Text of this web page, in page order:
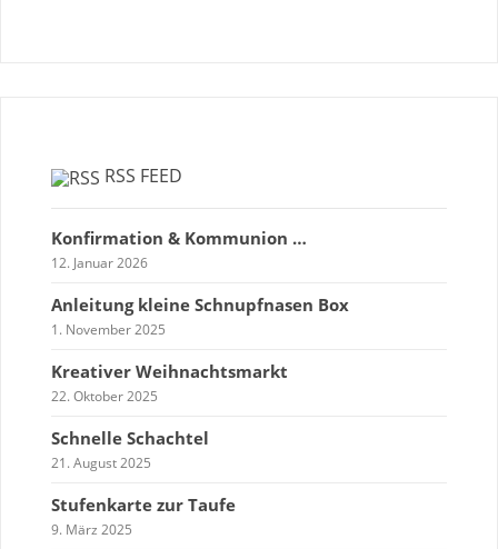
RSS FEED
Konfirmation & Kommunion …
12. Januar 2026
Anleitung kleine Schnupfnasen Box
1. November 2025
Kreativer Weihnachtsmarkt
22. Oktober 2025
Schnelle Schachtel
21. August 2025
Stufenkarte zur Taufe
9. März 2025